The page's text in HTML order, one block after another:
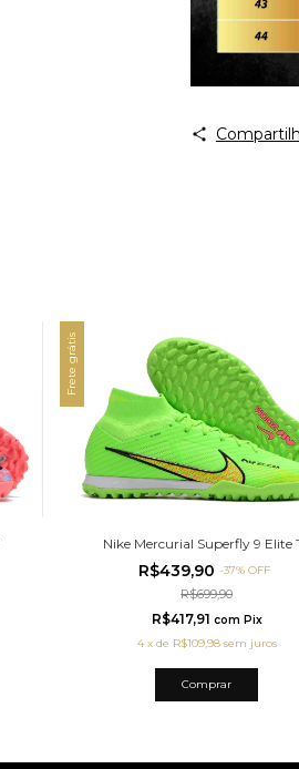
Frete grátis
Nike Mercurial Superfly 9 Elite
R$439,90-37%OFF
R$699,90
R$417,91 com Pix
4 x de R$109,98 sem juros
Comprar